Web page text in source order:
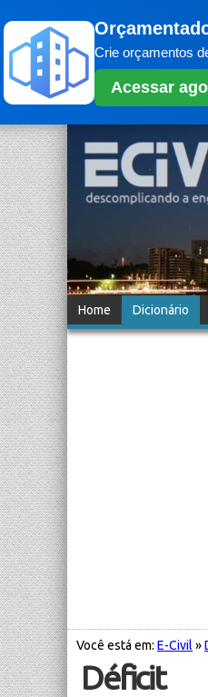
Crie orçamentos
Acessar
Home Dicionário
Você está em: E-Civil »
Déficit